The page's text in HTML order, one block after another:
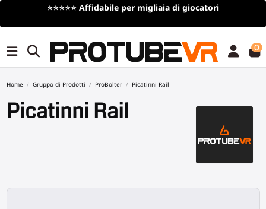
⭐⭐⭐⭐⭐ Affidabile per migliaia di giocatori
0
Home Gruppo di Prodotti ProBolter Picatinni Rail
Picatinni Rail